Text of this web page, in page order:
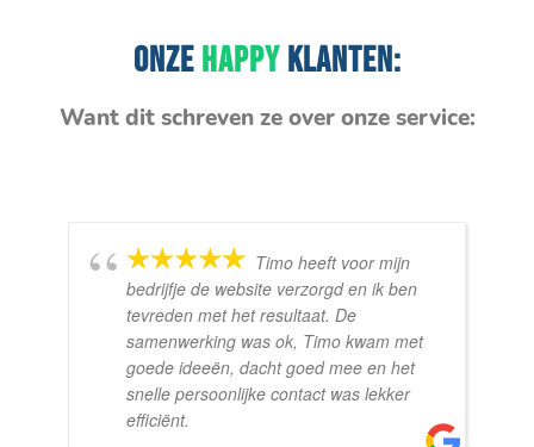
ONZEHAPPYKLANTEN:
Want dit schreven ze over onze service:
Timo heeft voor mijn
bedrijfje de website verzorgd en ik ben
tevreden met het resultaat. De
samenwerking was ok, Timo kwam met
goede ideeën, dacht goed mee en het
snelle persoonlijke contact was lekker
efficiënt.